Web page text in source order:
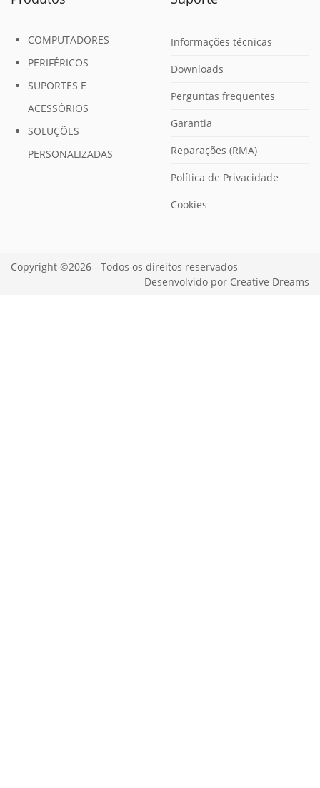
COMPUTADORES
PERIFÉRICOS
SUPORTES E
ACESSÓRIOS
SOLUÇÕES
PERSONALIZADAS
Informações técnicas
Downloads
Perguntas frequentes
Garantia
Reparações (RMA)
Política de Privacidade
Cookies
Copyright ©2026 - Todos os direitos reservados
Desenvolvido por Creative Dreams